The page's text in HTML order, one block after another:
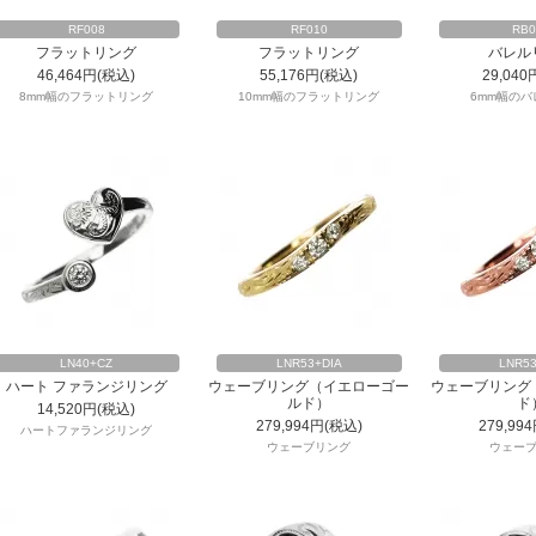
RF008
フラットリング
46,464円(税込)
8mm幅のフラットリング
RF010
フラットリング
55,176円(税込)
10mm幅のフラットリング
バレル
29,040
6mm幅のバ
LN40+CZ
ハート ファランジリング
14,520円(税込)
ハートファランジリング
LNR53+DIA
ウェーブリング（イエローゴー
ルド）
279,994円(税込)
ウェーブリング
ウェーブリン
279,994
ウェー